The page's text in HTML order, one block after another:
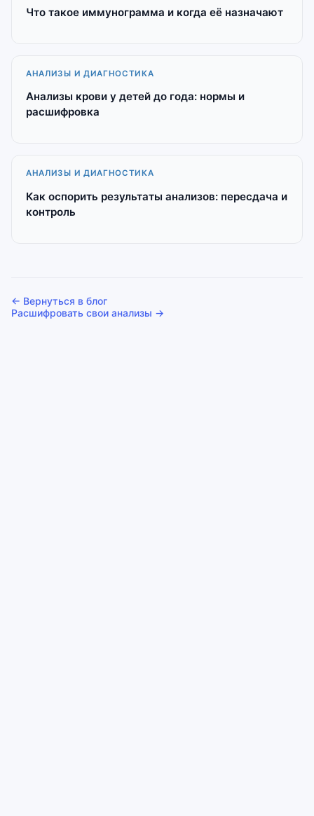
Что такое иммунограмма и когда её назначают
АНАЛИЗЫ И ДИАГНОСТИКА
Анализы крови у детей до года: нормы и
расшифровка
АНАЛИЗЫ И ДИАГНОСТИКА
Как оспорить результаты анализов: пересдача и
контроль
← Вернуться в блог
Расшифровать свои анализы →